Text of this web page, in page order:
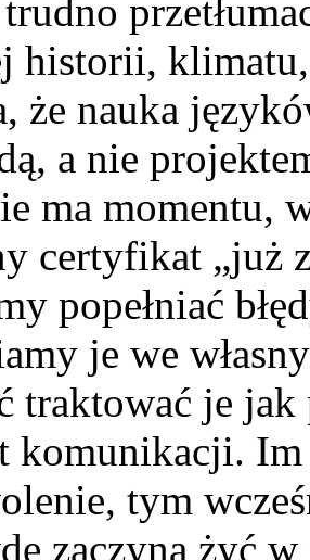
historii,
że nauka
a nie
ma momentu,
certyfikat „już
popełniać
je we
traktować je
komunikacji.
tym
zaczyna żyć